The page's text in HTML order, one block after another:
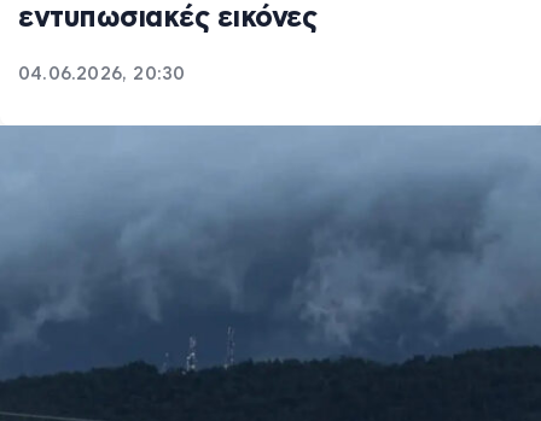
εντυπωσιακές εικόνες
04.06.2026, 20:30